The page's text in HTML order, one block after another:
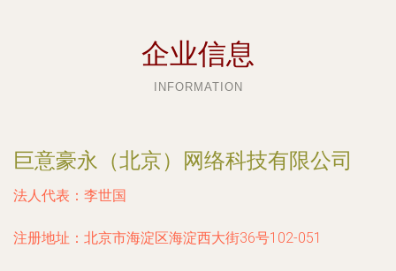
企业信息
INFORMATION
巨意豪永（北京）网络科技有限公司
法人代表： 李世国
注册地址： 北京市海淀区海淀西大街36号102-051